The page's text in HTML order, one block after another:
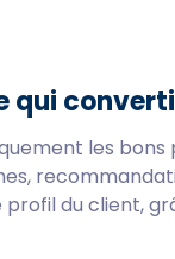
qui
les bons
profil du client,